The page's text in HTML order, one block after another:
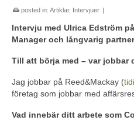
posted in: Artiklar, Intervjuer |
Intervju med Ulrica Edström
Manager och långvarig
Till att börja med – var jobbar
Jag jobbar på Reed&Mackay (
företag som jobbar med
Vad innebär ditt arbete som